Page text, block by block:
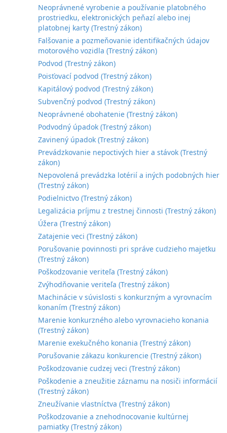
Neoprávnené vyrobenie a používanie platobného
prostriedku, elektronických peňazí alebo inej
platobnej karty (Trestný zákon)
Falšovanie a pozmeňovanie identifikačných údajov
motorového vozidla (Trestný zákon)
Podvod (Trestný zákon)
Poisťovací podvod (Trestný zákon)
Kapitálový podvod (Trestný zákon)
Subvenčný podvod (Trestný zákon)
Neoprávnené obohatenie (Trestný zákon)
Podvodný úpadok (Trestný zákon)
Zavinený úpadok (Trestný zákon)
Prevádzkovanie nepoctivých hier a stávok (Trestný
zákon)
Nepovolená prevádzka lotérií a iných podobných hier
(Trestný zákon)
Podielnictvo (Trestný zákon)
Legalizácia príjmu z trestnej činnosti (Trestný zákon)
Úžera (Trestný zákon)
Zatajenie veci (Trestný zákon)
Porušovanie povinnosti pri správe cudzieho majetku
(Trestný zákon)
Poškodzovanie veriteľa (Trestný zákon)
Zvýhodňovanie veriteľa (Trestný zákon)
Machinácie v súvislosti s konkurzným a vyrovnacím
konaním (Trestný zákon)
Marenie konkurzného alebo vyrovnacieho konania
(Trestný zákon)
Marenie exekučného konania (Trestný zákon)
Porušovanie zákazu konkurencie (Trestný zákon)
Poškodzovanie cudzej veci (Trestný zákon)
Poškodenie a zneužitie záznamu na nosiči informácií
(Trestný zákon)
Zneužívanie vlastníctva (Trestný zákon)
Poškodzovanie a znehodnocovanie kultúrnej
pamiatky (Trestný zákon)